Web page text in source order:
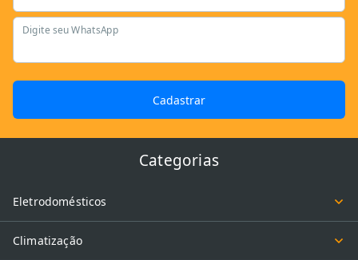
Digite seu WhatsApp
Cadastrar
Categorias
Eletrodomésticos
Climatização